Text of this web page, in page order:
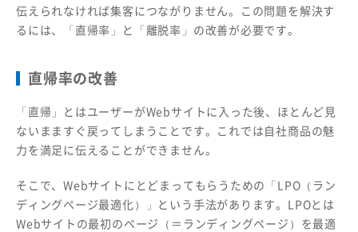
伝えられなければ集客につながりません。この問題を解決す
るには、「直帰率」と「離脱率」の改善が必要です。
直帰率の改善
「直帰」とはユーザーがWebサイトに入った後、ほとんど見
ないまますぐ戻ってしまうことです。これでは自社商品の魅
力を満足に伝えることができません。
そこで、Webサイトにとどまってもらうための「LPO（ラン
ディングページ最適化）」という手法があります。LPOとは
Webサイトの最初のページ（＝ランディングページ）を最適